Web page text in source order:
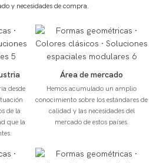
y necesidades de compra.
desde
de la
que la
Área de mercado
Hemos acumulado un amplio
conocimiento sobre los estándares de
calidad y las necesidades del
mercado de estos países.